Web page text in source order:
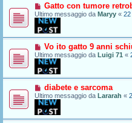
Gatto con tumore
Ultimo messaggio da Maryy « 22
Vo ito gatto 9 anni
Ultimo messaggio da Luigi 71 «
diabete e sarcoma
Ultimo messaggio da Lararah «